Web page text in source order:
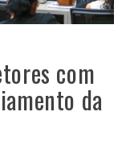
com
da